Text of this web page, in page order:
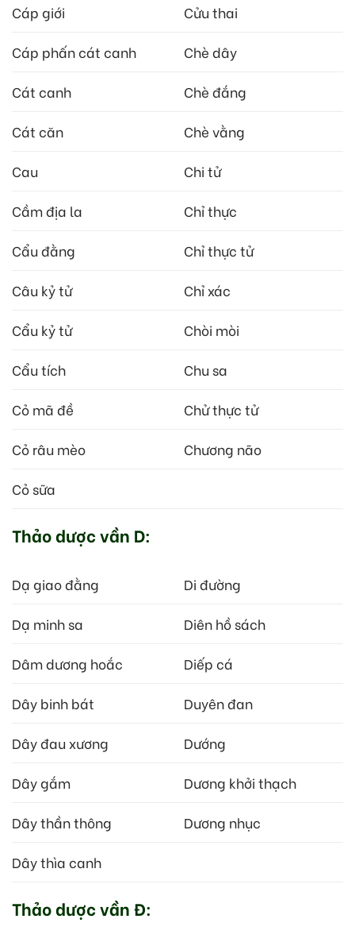
Cáp giới Cửu thai
Cáp phấn cát canh Chè dây
Cát canh Chè đắng
Cát căn Chè vằng
Cau Chi tử
Cầm địa la Chỉ thực
Cẩu đằng Chỉ thực tử
Câu kỷ tử Chỉ xác
Cẩu kỷ tử Chòi mòi
Cẩu tích Chu sa
Cỏ mã đề Chử thực tử
Cỏ râu mèo Chương não
Cỏ sữa
Thảo dược vần D:
Dạ giao đằng Di đường
Dạ minh sa Diên hồ sách
Dâm dương hoắc Diếp cá
Dây binh bát Duyên đan
Dây đau xương Dướng
Dây gắm Dương khởi thạch
Dây thần thông Dương nhục
Dây thìa canh
Thảo dược vần Đ: